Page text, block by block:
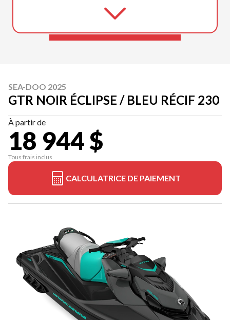
SEA-DOO 2025
GTR NOIR ÉCLIPSE / BLEU RÉCIF 230
À partir de
18 944 $
Tous frais inclus
CALCULATRICE DE PAIEMENT